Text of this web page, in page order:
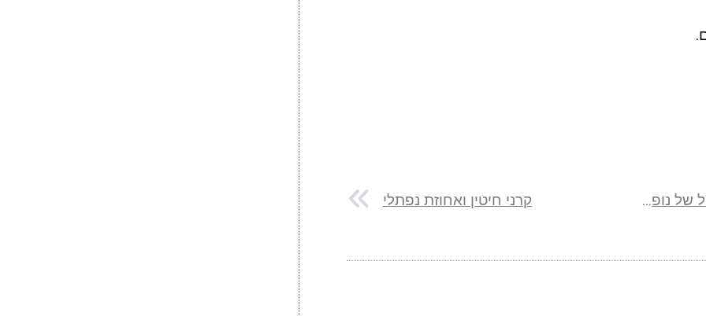
נחל ספונים ומצוק מגדים: מסלול של נופים וטבע ירוק קרני חיטין ואחוזת נפתלי